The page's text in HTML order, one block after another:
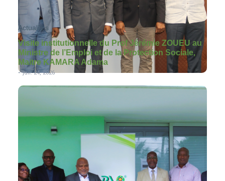
Actualités
Visite institutionnelle du Prof Jérémie ZOUEU au
Ministre de l’Emploi et de la Protection Sociale,
Maitre KAMARA Adama
-juil. 24, 2026